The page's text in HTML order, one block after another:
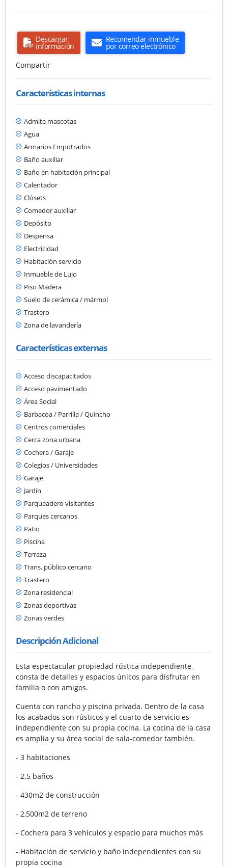
Descargar
información
Recomendar inmueble
por correo electrónico
Compartir
Características internas
Admite mascotas
Agua
Armarios Empotrados
Baño auxiliar
Baño en habitación principal
Calentador
Clósets
Comedor auxiliar
Depósito
Despensa
Electricidad
Habitación servicio
Inmueble de Lujo
Piso Madera
Suelo de cerámica / mármol
Trastero
Zona de lavandería
Características externas
Acceso discapacitados
Acceso pavimentado
Área Social
Barbacoa / Parrilla / Quincho
Centros comerciales
Cerca zona urbana
Cochera / Garaje
Colegios / Universidades
Garaje
Jardín
Parqueadero visitantes
Parques cercanos
Patio
Piscina
Terraza
Trans. público cercano
Trastero
Zona residencial
Zonas deportivas
Zonas verdes
Descripción Adicional
Esta espectacular propiedad rústica independiente,
consta de detalles y espacios únicos para disfrutar en
familia o con amigos.
Cuenta con rancho y piscina privada. Dentro de la casa
los acabados son rústicos y el cuarto de servicio es
independiente con su propia cocina. La cocina de la casa
es amplia y su área social de sala-comedor también.
- 3 habitaciones
- 2.5 baños
- 430m2 de construcción
- 2,500m2 de terreno
- Cochera para 3 vehículos y espacio para muchos más
- Habitación de servicio y baño independientes con su
propia cocina